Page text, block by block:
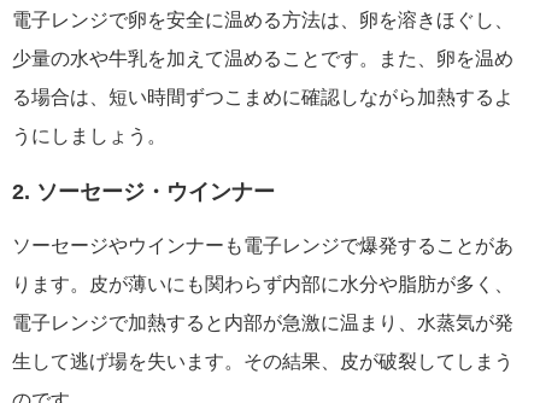
電子レンジで卵を安全に温める方法は、卵を溶きほぐし、
少量の水や牛乳を加えて温めることです。また、卵を温め
る場合は、短い時間ずつこまめに確認しながら加熱するよ
うにしましょう。
2. ソーセージ・ウインナー
ソーセージやウインナーも電子レンジで爆発することがあ
ります。皮が薄いにも関わらず内部に水分や脂肪が多く、
電子レンジで加熱すると内部が急激に温まり、水蒸気が発
生して逃げ場を失います。その結果、皮が破裂してしまう